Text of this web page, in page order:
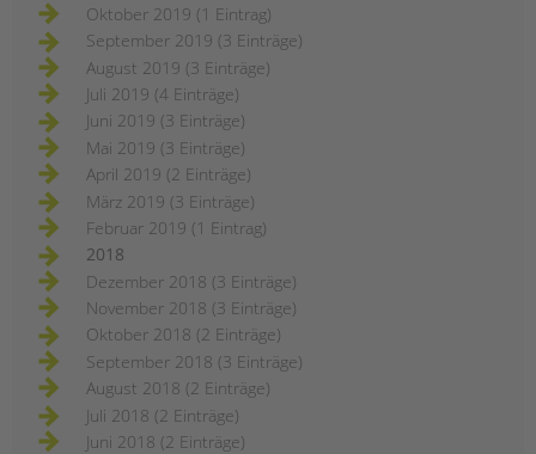
Oktober 2019 (1 Eintrag)
September 2019 (3 Einträge)
August 2019 (3 Einträge)
Juli 2019 (4 Einträge)
Juni 2019 (3 Einträge)
Mai 2019 (3 Einträge)
April 2019 (2 Einträge)
März 2019 (3 Einträge)
Februar 2019 (1 Eintrag)
2018
Dezember 2018 (3 Einträge)
November 2018 (3 Einträge)
Oktober 2018 (2 Einträge)
September 2018 (3 Einträge)
August 2018 (2 Einträge)
Juli 2018 (2 Einträge)
Juni 2018 (2 Einträge)